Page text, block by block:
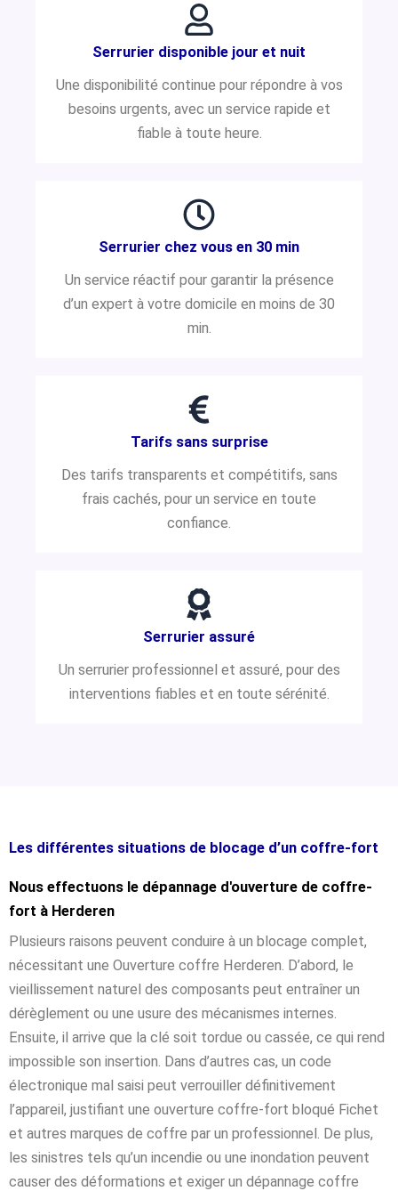
Serrurier disponible jour et nuit
Une disponibilité continue pour répondre à vos
besoins urgents, avec un service rapide et
fiable à toute heure.
Serrurier chez vous en 30 min
Un service réactif pour garantir la présence
d’un expert à votre domicile en moins de 30
min.
Tarifs sans surprise
Des tarifs transparents et compétitifs, sans
frais cachés, pour un service en toute
confiance.
Serrurier assuré
Un serrurier professionnel et assuré, pour des
interventions fiables et en toute sérénité.
Les différentes situations de blocage d’un coffre-fort
Nous effectuons le dépannage d'ouverture de coffre-
fort à Herderen
Plusieurs raisons peuvent conduire à un blocage complet,
nécessitant une Ouverture coffre Herderen. D’abord, le
vieillissement naturel des composants peut entraîner un
dérèglement ou une usure des mécanismes internes.
Ensuite, il arrive que la clé soit tordue ou cassée, ce qui rend
impossible son insertion. Dans d’autres cas, un code
électronique mal saisi peut verrouiller définitivement
l’appareil, justifiant une ouverture coffre-fort bloqué Fichet
et autres marques de coffre par un professionnel. De plus,
les sinistres tels qu’un incendie ou une inondation peuvent
causer des déformations et exiger un dépannage coffre